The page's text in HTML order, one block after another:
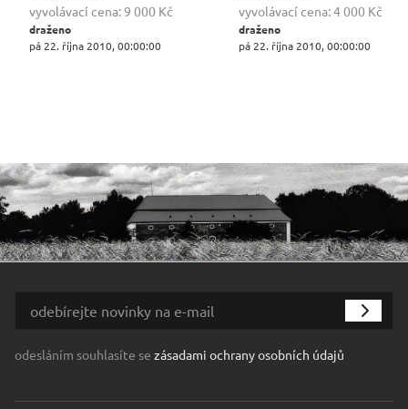
vyvolávací cena:9 000 Kč
draženo
pá 22. října 2010, 00:00:00
vyvolávací cena:4 000 Kč
draženo
pá 22. října 2010, 00:00:00
odesláním souhlasíte se zásadami ochrany osobních údajů